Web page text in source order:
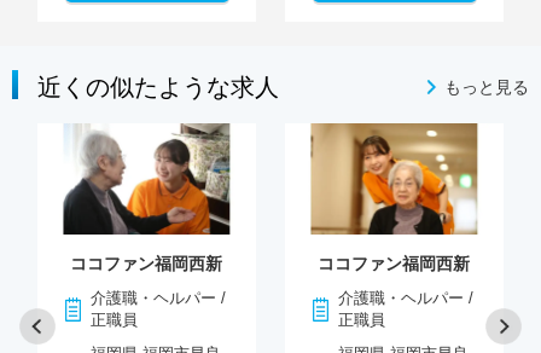
近くの似たような求人 もっと見る
ココファン福岡西新
介護職・ヘルパー /
正職員
ココファン福岡西新
介護職・ヘルパー /
正職員